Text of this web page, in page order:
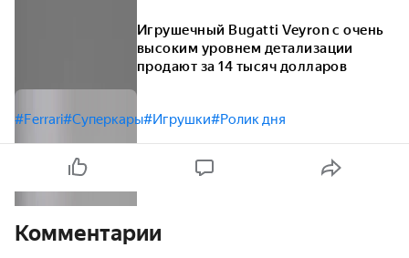
Игрушечный Bugatti Veyron с очень
высоким уровнем детализации
продают за 14 тысяч долларов
#Ferrari#Суперкары#Игрушки#Ролик дня
Комментарии